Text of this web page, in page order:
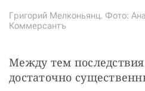
Григорий Мелконьянц. Фото:
Коммерсантъ
Между тем
достаточно